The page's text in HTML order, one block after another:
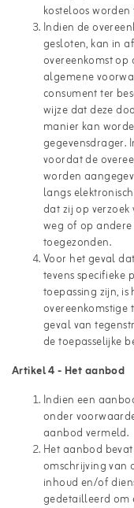
kosteloos
Indien de
gesloten, kan in
overeenkomst op
algemene
consument ter
wijze dat deze
manier kan
gegevensdrager.
voordat de
worden
langs
dat zij op
weg of op
toegezonden.
Voor het geval
tevens
toepassing zijn,
overeenkomstige
geval van
de toepasselijke
Artikel 4 - Het aanbod
Indien een
onder
aanbod vermeld.
Het aanbod
omschrijving van
inhoud en/of
gedetailleerd om